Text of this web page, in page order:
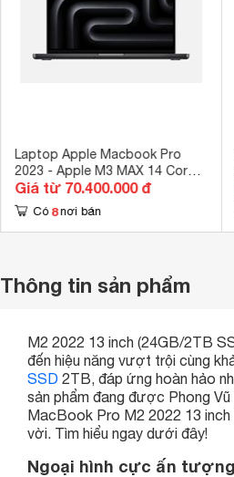
Laptop Apple Macbook Pro
2023 - Apple M3 MAX 14 Core,
36GB RAM, SSD 512GB, GPU
30 Core, 16 inch
Giá từ 70.400.000 đ
Có 8 nơi bán
Thông tin sản phẩm
M2 2022 13 inch (24GB/2TB
đến hiệu năng vượt trội cùng
SSD 2TB, đáp ứng hoàn hảo
sản phẩm đang được Phong Vũ
MacBook Pro M2 2022 13
vời. Tìm hiểu ngay dưới đây!
Ngoại hình cực ấn